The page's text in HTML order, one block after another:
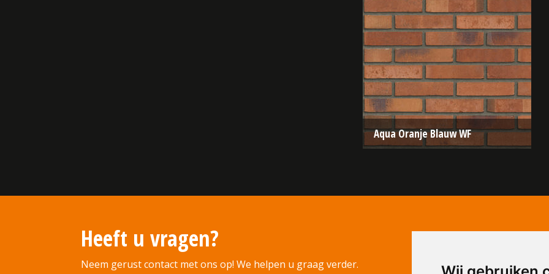
Aqua Oranje Blauw WF
Type:
Wasserstrich (Aqua)
Heeft u vragen?
Neem gerust contact met ons op! We helpen u graag verder.